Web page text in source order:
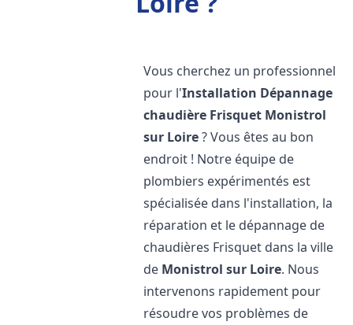
Vous cherchez un professionnel
pour l'Installation Dépannage
chaudière Frisquet Monistrol
sur Loire? Vous êtes au bon
endroit ! Notre équipe de
plombiers expérimentés est
spécialisée dans l'installation, la
réparation et le dépannage de
chaudières Frisquet dans la ville
de Monistrol sur Loire. Nous
intervenons rapidement pour
résoudre vos problèmes de